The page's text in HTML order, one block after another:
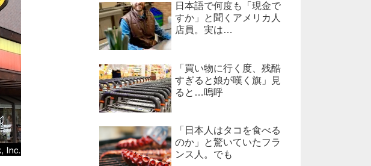
日本語で何度も「現金で
すか」と聞くアメリカ人
店員。実は…
「買い物に行く度、残酷
すぎると娘が嘆く旗」見
ると…嗚呼
「日本人はタコを食べる
のか」と驚いていたフラ
ンス人。でも